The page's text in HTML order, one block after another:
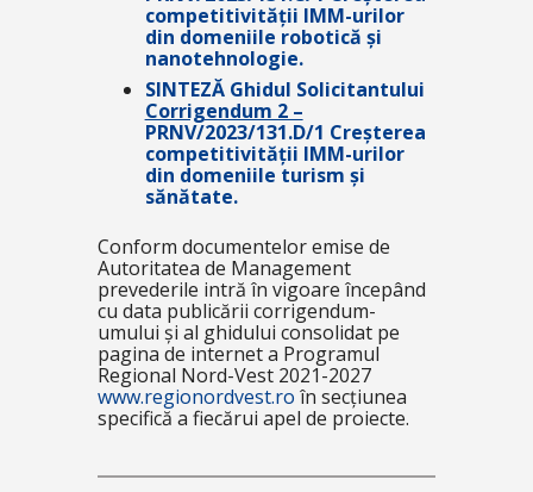
competitivității IMM-urilor
din domeniile robotică și
nanotehnologie.
SINTEZĂ Ghidul Solicitantului
Corrigendum 2 –
PRNV/2023/131.D/1 Creșterea
competitivității IMM-urilor
din domeniile turism și
sănătate.
Conform documentelor emise de
Autoritatea de Management
prevederile intră în vigoare începând
cu data publicării corrigendum-
umului și al ghidului consolidat pe
pagina de internet a Programul
Regional Nord-Vest 2021-2027
www.regionordvest.ro în secțiunea
specifică a fiecărui apel de proiecte.